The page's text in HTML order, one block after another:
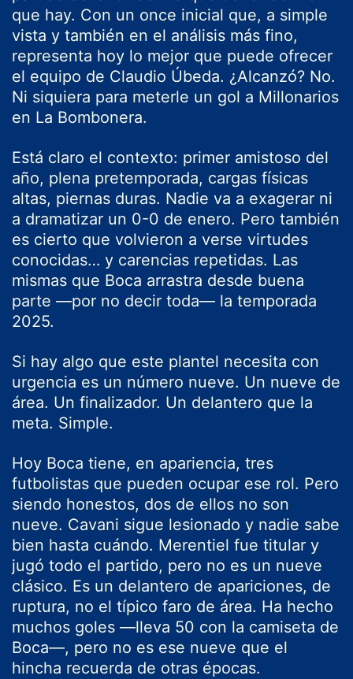
que hay. Con un once inicial que, a simple
vista y también en el análisis más fino,
representa hoy lo mejor que puede ofrecer
el equipo de Claudio Úbeda. ¿Alcanzó? No.
Ni siquiera para meterle un gol a Millonarios
en La Bombonera.
Está claro el contexto: primer amistoso del
año, plena pretemporada, cargas físicas
altas, piernas duras. Nadie va a exagerar ni
a dramatizar un 0-0 de enero. Pero también
es cierto que volvieron a verse virtudes
conocidas… y carencias repetidas. Las
mismas que Boca arrastra desde buena
parte —por no decir toda— la temporada
2025.
Si hay algo que este plantel necesita con
urgencia es un número nueve. Un nueve de
área. Un finalizador. Un delantero que la
meta. Simple.
Hoy Boca tiene, en apariencia, tres
futbolistas que pueden ocupar ese rol. Pero
siendo honestos, dos de ellos no son
nueve. Cavani sigue lesionado y nadie sabe
bien hasta cuándo. Merentiel fue titular y
jugó todo el partido, pero no es un nueve
clásico. Es un delantero de apariciones, de
ruptura, no el típico faro de área. Ha hecho
muchos goles —lleva 50 con la camiseta de
Boca—, pero no es ese nueve que el
hincha recuerda de otras épocas.